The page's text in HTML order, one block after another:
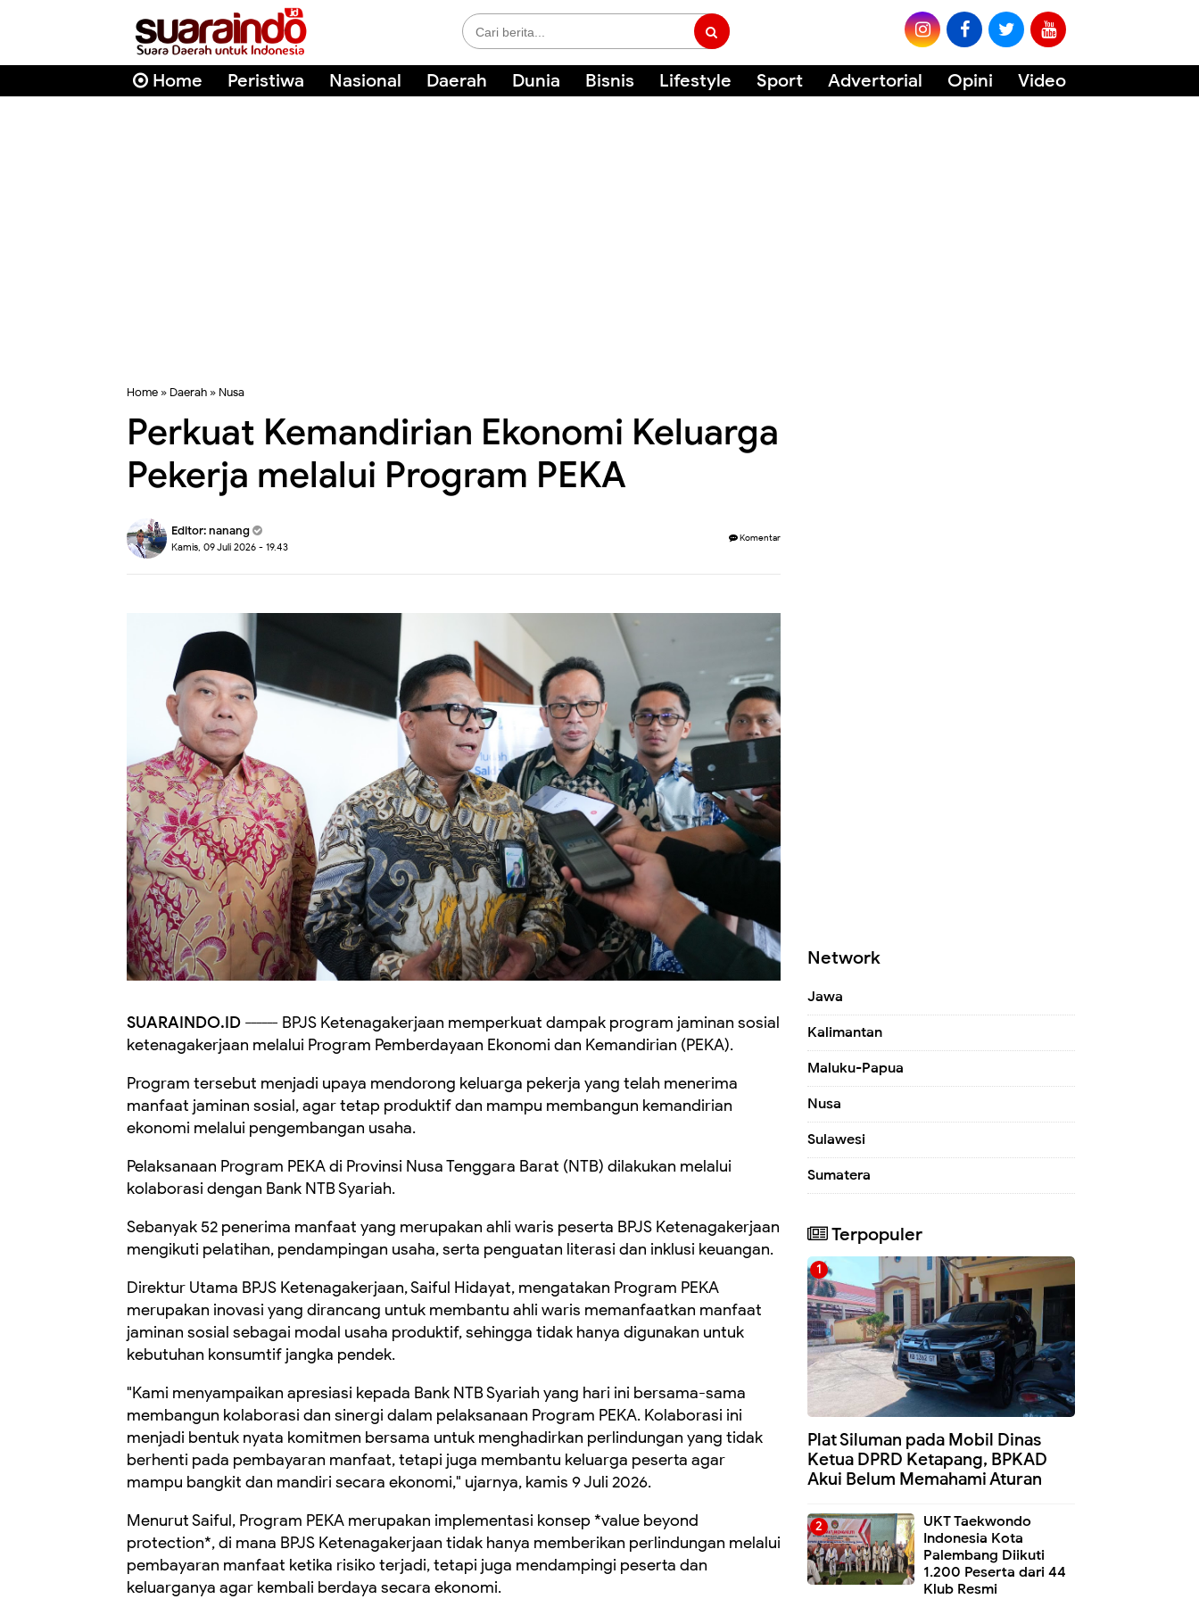
Home Peristiwa Nasional Daerah Dunia Bisnis Lifestyle Sport Advertorial Opini Video
Home » Daerah » Nusa
Perkuat Kemandirian Ekonomi Keluarga
Pekerja melalui Program PEKA
Editor:nanang
Kamis, 09 Juli 2026 - 19.43
Komentar
SUARAINDO.ID ------ BPJS Ketenagakerjaan memperkuat dampak program jaminan sosial
ketenagakerjaan melalui Program Pemberdayaan Ekonomi dan Kemandirian (PEKA).
‎Program tersebut menjadi upaya mendorong keluarga pekerja yang telah menerima
manfaat jaminan sosial, agar tetap produktif dan mampu membangun kemandirian
ekonomi melalui pengembangan usaha.
‎Pelaksanaan Program PEKA di Provinsi Nusa Tenggara Barat (NTB) dilakukan melalui
kolaborasi dengan Bank NTB Syariah.
‎Sebanyak 52 penerima manfaat yang merupakan ahli waris peserta BPJS Ketenagakerjaan
mengikuti pelatihan, pendampingan usaha, serta penguatan literasi dan inklusi keuangan.
‎Direktur Utama BPJS Ketenagakerjaan, Saiful Hidayat, mengatakan Program PEKA
merupakan inovasi yang dirancang untuk membantu ahli waris memanfaatkan manfaat
jaminan sosial sebagai modal usaha produktif, sehingga tidak hanya digunakan untuk
kebutuhan konsumtif jangka pendek.
‎"Kami menyampaikan apresiasi kepada Bank NTB Syariah yang hari ini bersama-sama
membangun kolaborasi dan sinergi dalam pelaksanaan Program PEKA. Kolaborasi ini
menjadi bentuk nyata komitmen bersama untuk menghadirkan perlindungan yang tidak
berhenti pada pembayaran manfaat, tetapi juga membantu keluarga peserta agar
mampu bangkit dan mandiri secara ekonomi," ujarnya, kamis 9 Juli 2026.
‎Menurut Saiful, Program PEKA merupakan implementasi konsep *value beyond
protection*, di mana BPJS Ketenagakerjaan tidak hanya memberikan perlindungan melalui
pembayaran manfaat ketika risiko terjadi, tetapi juga mendampingi peserta dan
keluarganya agar kembali berdaya secara ekonomi.
Network
Jawa
Kalimantan
Maluku-Papua
Nusa
Sulawesi
Sumatera
Terpopuler
Plat Siluman pada Mobil Dinas
Ketua DPRD Ketapang, BPKAD
Akui Belum Memahami Aturan
UKT Taekwondo
Indonesia Kota
Palembang Diikuti
1.200 Peserta dari 44
Klub Resmi